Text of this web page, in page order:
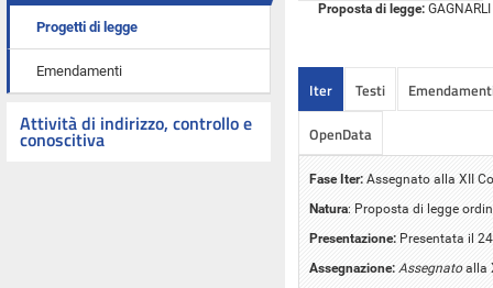
Progetti di legge
Emendamenti
Attività di indirizzo, controllo e
conoscitiva
Proposta di legge:
Iter Testi
OpenData
Fase Iter: Assegnato alla XII
Natura: Proposta di legge
Presentazione: Presentata il
Assegnazione: Assegnatoalla